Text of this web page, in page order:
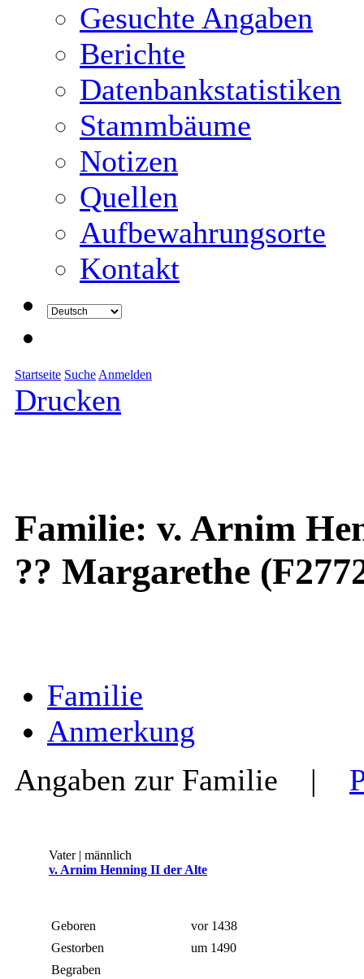
Gesuchte Angaben
Berichte
Datenbankstatistiken
Stammbäume
Notizen
Quellen
Aufbewahrungsorte
Kontakt
Startseite Suche Anmelden
Drucken
Familie: v. Arnim
?? Margarethe
Familie
Anmerkung
Angaben zur Familie |
Vater | männlich
v. Arnim Henning II der Alte
Geboren
vor 1438
Gestorben
um 1490
Begraben